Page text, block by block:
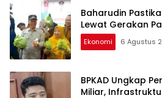
Baharudin
Lewat Gerakan
Ekonomi 6 Agustus
BPKAD Ungkap
Miliar,